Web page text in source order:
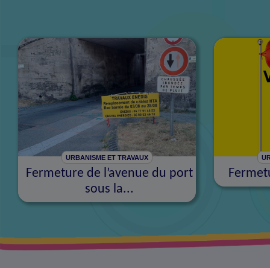
URBANISME ET TRAVAUX
Fermeture de l’avenue du port
sous la...